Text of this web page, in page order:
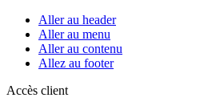
Aller au header
Aller au menu
Aller au contenu
Allez au footer
Accès client